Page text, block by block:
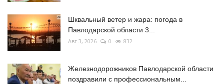
Шквальный ветер и жара: погода в
Павлодарской области 3...
Авг 3, 2026 0 832
Железнодорожников Павлодарской области
поздравили с профессиональным...